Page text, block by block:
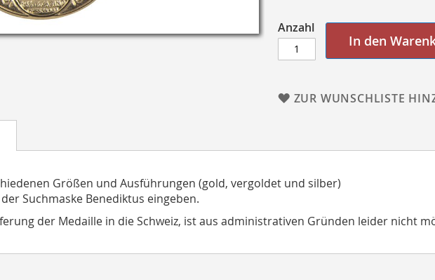
Anzahl
In den
ZUR WUNSCHLISTE
Größen und Ausführungen (gold, vergoldet und silber)
Suchmaske Benediktus eingeben.
der Medaille in die Schweiz, ist aus administrativen Gründen leider nicht